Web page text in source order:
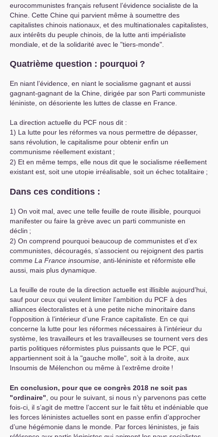
eurocommunistes français refusent l’évidence socialiste de la
Chine. Cette Chine qui parvient même à soumettre des
capitalistes chinois nationaux, et des multinationales capitalistes,
aux intérêts du peuple chinois, de la lutte anti impérialiste
mondiale, et de la solidarité avec le "tiers-monde".
Quatrième question : pourquoi ?
En niant l’évidence, en niant le socialisme gagnant et aussi
gagnant-gagnant de la Chine, dirigée par son Parti communiste
léniniste, on désoriente les luttes de classe en France.
La direction actuelle du PCF nous dit :
1) La lutte pour les réformes va nous permettre de dépasser,
sans révolution, le capitalisme pour obtenir enfin un
communisme réellement existant ;
2) Et en même temps, elle nous dit que le socialisme réellement
existant est, soit une utopie irréalisable, soit un échec totalitaire ;
Dans ces conditions :
1) On voit mal, avec une telle feuille de route illisible, pourquoi
manifester ou faire la grève avec un parti communiste en
déclin ;
2) On comprend pourquoi beaucoup de communistes et d’ex
communistes, découragés, s’associent ou rejoignent des partis
comme La France insoumise , anti-léniniste et réformiste elle
aussi, mais plus dynamique.
La feuille de route de la direction actuelle est illisible aujourd’hui,
sauf pour ceux qui veulent limiter l’ambition du PCF à des
alliances électoralistes et à une petite niche minoritaire dans
l’opposition à l’intérieur d’une France capitaliste. En ce qui
concerne la lutte pour les réformes nécessaires à l’intérieur du
système, les travailleurs et les travailleuses se tournent vers des
partis politiques réformistes plus puissants que le PCF , qui
appartiennent soit à la "gauche molle", soit à la droite, aux
Insoumis de Mélenchon ou même à l’extrême droite !
En conclusion, pour que ce congrès 2018 ne soit pas
"ordinaire" , ou pour le suivant, si nous n’y parvenons pas cette
fois-ci, il s’agit de mettre l’accent sur le fait têtu et indéniable que
les forces léninistes actuelles sont en passe enfin d’approcher
d’une hégémonie dans le monde. Par forces léninistes, je fais